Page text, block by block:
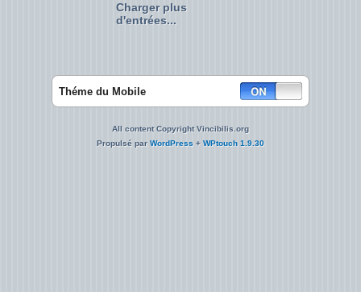
Charger plus
d'entrées...
Théme du Mobile
All content Copyright Vincibilis.org
Propulsé parWordPress + WPtouch 1.9.30